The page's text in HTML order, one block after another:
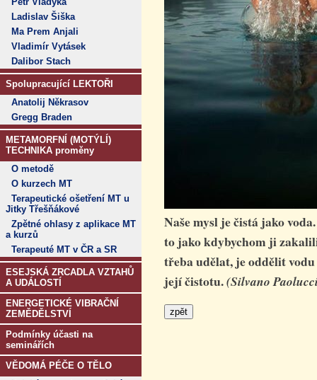
Ladislav Šiška
Ma Prem Anjali
Vladimír Vytásek
Dalibor Stach
Spolupracující LEKTOŘI
Anatolij Někrasov
Gregg Braden
METAMORFNÍ (MOTÝLÍ)
TECHNIKA proměny
O metodě
O kurzech MT
Terapeutické ošetření MT u
Jitky Třešňákové
Zpětné ohlasy z aplikace MT
a kurzů
Terapeuté MT v ČR a SR
ESEJSKÁ ZRCADLA VZTAHŮ
A UDÁLOSTÍ
ENERGETICKÉ VIBRAČNÍ
ZEMĚDĚLSTVÍ
Podmínky účasti na
seminářích
VĚDOMÁ PÉČE O TĚLO
Naše mysl je čistá jako
to jako kdybychom ji
třeba udělat, je oddělit
její čistotu.(Silvano